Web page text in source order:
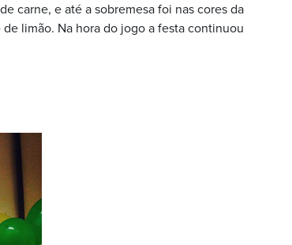
carne, e até a sobremesa foi nas cores da
limão. Na hora do jogo a festa continuou